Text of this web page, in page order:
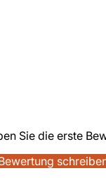
Sie die erste